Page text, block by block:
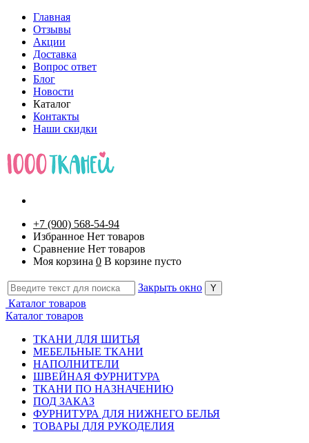
Главная
Отзывы
Акции
Доставка
Вопрос ответ
Блог
Новости
Каталог
Контакты
Наши скидки
+7 (900) 568-54-94
Избранное Нет товаров
Сравнение Нет товаров
Моя корзина 0 В корзине пусто
Закрыть окно
Каталог товаров
Каталог товаров
ТКАНИ ДЛЯ ШИТЬЯ
МЕБЕЛЬНЫЕ ТКАНИ
НАПОЛНИТЕЛИ
ШВЕЙНАЯ ФУРНИТУРА
ТКАНИ ПО НАЗНАЧЕНИЮ
ПОД ЗАКАЗ
ФУРНИТУРА ДЛЯ НИЖНЕГО БЕЛЬЯ
ТОВАРЫ ДЛЯ РУКОДЕЛИЯ